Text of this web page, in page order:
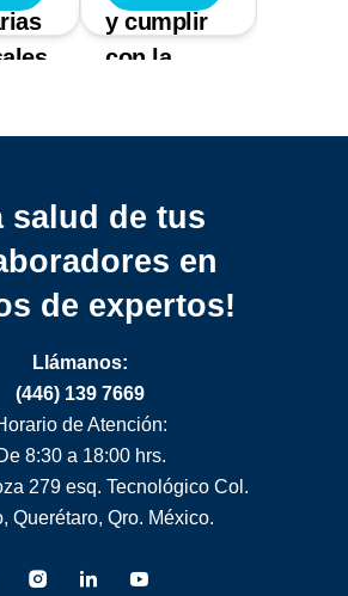
y cumplir
con la
salud de tus
en
de expertos!
Llámanos:
(446) 139 7669
de Atención:
8:30 a 18:00 hrs.
279 esq. Tecnológico Col.
Querétaro, Qro. México.